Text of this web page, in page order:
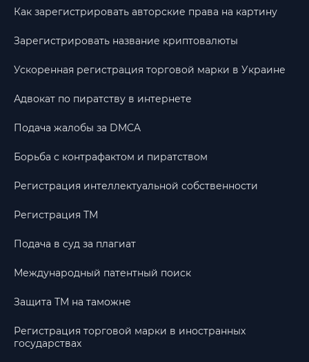
Как зарегистрировать авторские права на картину
Зарегистрировать название криптовалюты
Ускоренная регистрация торговой марки в Украине
Адвокат по пиратству в интернете
Подача жалобы за DMCA
Борьба с контрафактом и пиратством
Регистрация интеллектуальной собственности
Регистрация ТМ
Подача в суд за плагиат
Международный патентный поиск
Защита ТМ на таможне
Регистрация торговой марки в иностранных
государствах